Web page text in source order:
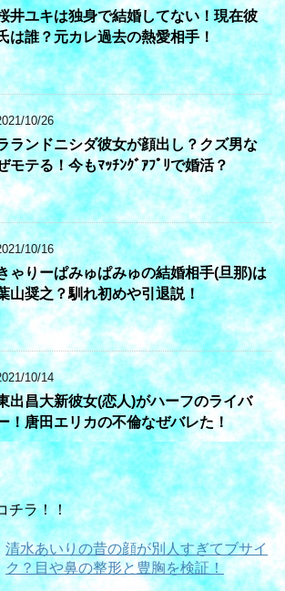
井ユキは独身で結婚してない！現在彼
は誰？元カレ過去の熱愛相手！
10/26
ランドニシダ彼女が顔出し？クズ男な
モテる！今もﾏｯﾁﾝｸﾞｱﾌﾟﾘで婚活？
10/16
ゃりーぱみゅぱみゅの結婚相手(旦那)は
山奨之？馴れ初めや引退説！
10/14
出昌大新彼女(恋人)がハーフのライバ
！唐田エリカの不倫なぜバレた！
チラ！！
清水あいりの昔の顔が別人すぎてブサイ
ク？目や鼻の整形と豊胸を検証！